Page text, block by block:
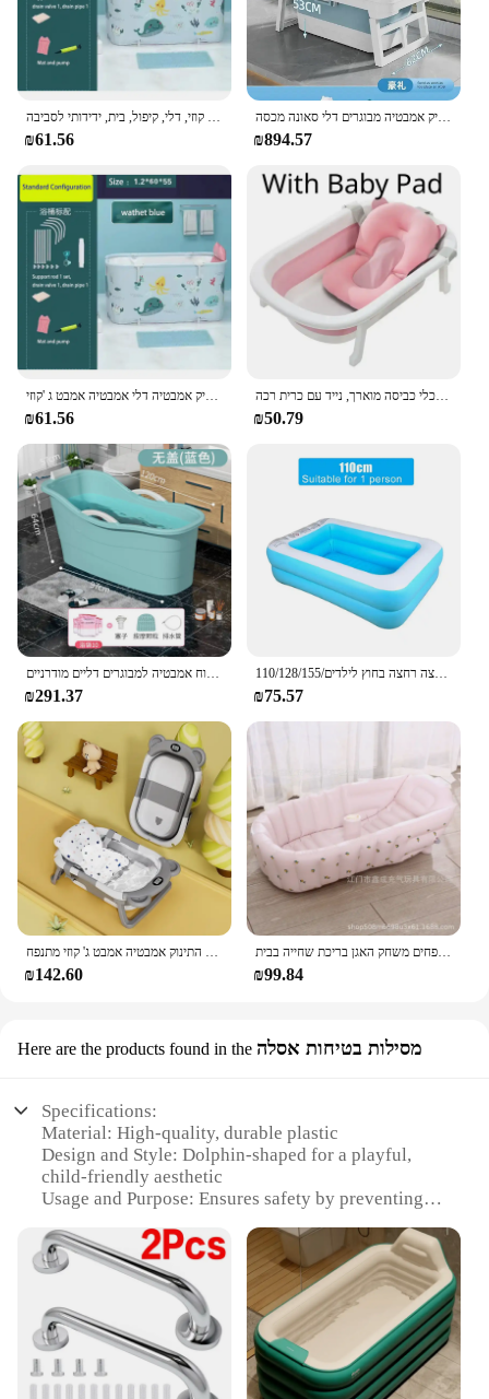
₪61.56
אמבטיה מתקפל נייד ילדים שחייה פלסטיק אמבטיה מבוגרים דלי סאונה מכסה banheira dobayta הבית אמבטיה
₪894.57
₪61.56
אמבטיה מתקפלת לתינוק, כלי כביסה מוארך, נייד עם כרית רכה
₪50.79
גדול לדלי בית ספא קטן קטן לשטוף ג 'קוזי מקלחת רחצה נוח אמבטיה למבוגרים דליים מודרניים banheira דה ג' לו נייד
₪291.37
110/128/155/מלבני בריכת שחייה מתנפחים ג 'קוזי קיץ רחצה רחצה בחוץ לילדים
₪75.57
ג 'קוזי הביתה 2024 אמבטיה גדולה מתקפל לתינוק אמבט יכול לשבת ולשכב חם התינוק אמבטיה אמבט ג' קוזי מתנפח
₪142.60
אמבט מתנפחים לילדים, תינוק מתנפחים משחק האגן בריכת שחייה בבית
₪99.84
Here are the products found in the מסילות בטיחות אסלה
Specifications:
Material: High-quality, durable plastic
Design and Style: Dolphin-shaped for a playful,
child-friendly aesthetic
Usage and Purpose: Ensures safety by preventing
Performance and Property: Easy to install and
maintain, resistant to wear and tear
Shape or Size or Weight or Quantity: Designed to fit
standard bathtub spouts, lightweight for easy
handling
Applicable People: Ideal for families with young
children or elderly individuals